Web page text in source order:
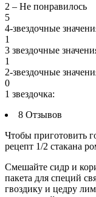
2 – Не понравилось
5
4-звездочные
1
3 звездочные
1
2-звездочные
0
1 звездочка:
8 Отзывов
Чтобы приготовить
рецепт 1/2 стакана
Смешайте сидр и
пакета для специй
гвоздику и цедру